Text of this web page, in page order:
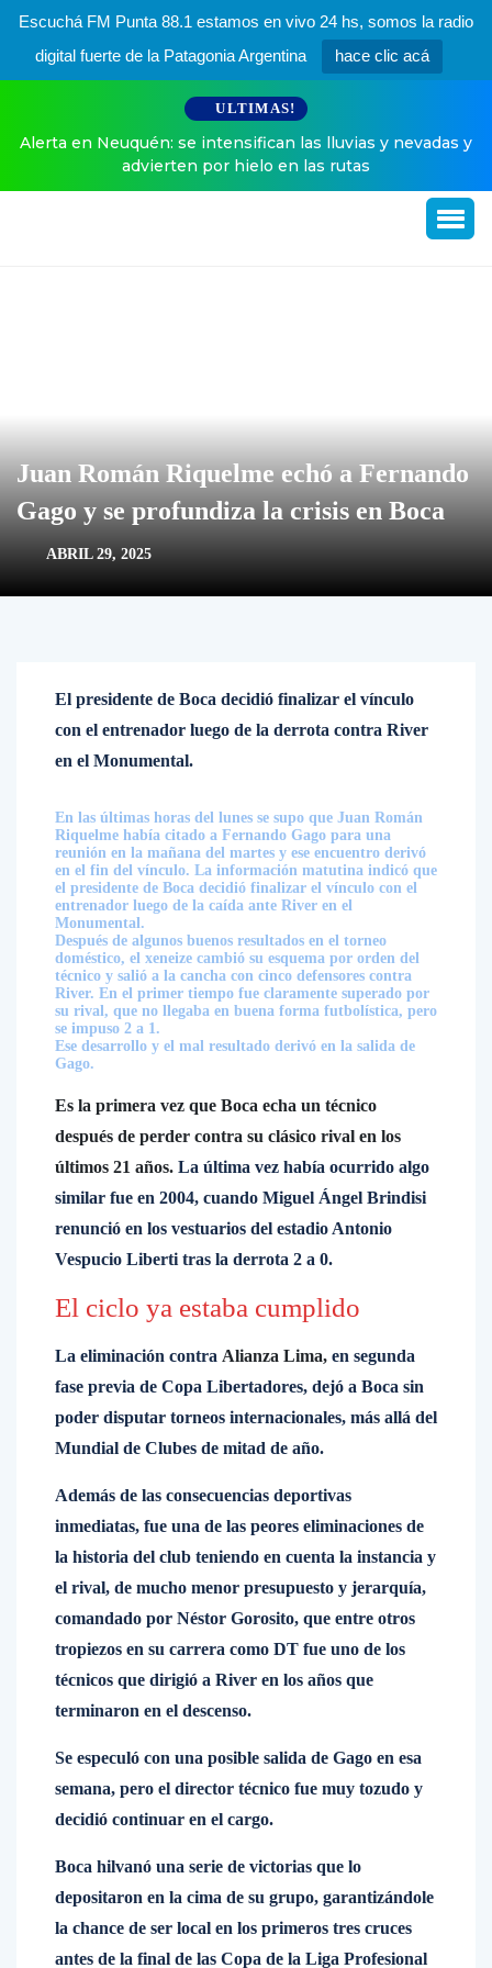
Escuchá FM Punta 88.1 estamos en vivo 24 hs, somos la radio
digital fuerte de la Patagonia Argentina
hace clic acá
ULTIMAS!
Alerta en Neuquén: se intensifican las lluvias y nevadas y
advierten por hielo en las rutas
Juan Román Riquelme echó a Fernando
Gago y se profundiza la crisis en Boca
ABRIL 29, 2025
El presidente de Boca decidió finalizar el vínculo
con el entrenador luego de la derrota contra River
en el Monumental.
En las últimas horas del lunes se supo que Juan Román
Riquelme había citado a Fernando Gago para una
reunión en la mañana del martes y ese encuentro derivó
en el fin del vínculo. La información matutina indicó que
el presidente de Boca decidió finalizar el vínculo con el
entrenador luego de la caída ante River en el
Monumental.
Después de algunos buenos resultados en el torneo
doméstico, el xeneize cambió su esquema por orden del
técnico y salió a la cancha con cinco defensores contra
River. En el primer tiempo fue claramente superado por
su rival, que no llegaba en buena forma futbolística, pero
se impuso 2 a 1.
Ese desarrollo y el mal resultado derivó en la salida de
Gago.
Es la primera vez que Boca echa un técnico
después de perder contra su clásico rival en los
últimos 21 años. La última vez había ocurrido algo
similar fue en 2004, cuando Miguel Ángel Brindisi
renunció en los vestuarios del estadio Antonio
Vespucio Liberti tras la derrota 2 a 0.
El ciclo ya estaba cumplido
La eliminación contra Alianza Lima, en segunda
fase previa de Copa Libertadores, dejó a Boca sin
poder disputar torneos internacionales, más allá del
Mundial de Clubes de mitad de año.
Además de las consecuencias deportivas
inmediatas, fue una de las peores eliminaciones de
la historia del club teniendo en cuenta la instancia y
el rival, de mucho menor presupuesto y jerarquía,
comandado por Néstor Gorosito, que entre otros
tropiezos en su carrera como DT fue uno de los
técnicos que dirigió a River en los años que
terminaron en el descenso.
Se especuló con una posible salida de Gago en esa
semana, pero el director técnico fue muy tozudo y
decidió continuar en el cargo.
Boca hilvanó una serie de victorias que lo
depositaron en la cima de su grupo, garantizándole
la chance de ser local en los primeros tres cruces
antes de la final de las Copa de la Liga Profesional